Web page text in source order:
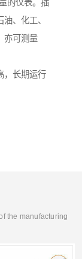
的仪表。插
、化工、
亦可测量
，长期运行
the manufacturing